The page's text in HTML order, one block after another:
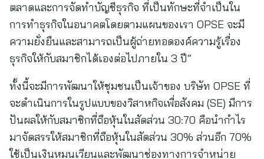
ตลาดและการจัดทำบัญชีธุรกิจ ที่เป็นทักษะที่จำเป็นใน
การทำธุรกิจในอนาคตโดยตามแผนของเรา OPSE จะมี
ความยั่งยืนและสามารถเป็นผู้ถ่ายทอดองค์ความรู้เรื่อง
ธุรกิจให้กับสมาชิกได้เองต่อไปภายใน 3 ปี”
ทั้งนี้จะมีการพัฒนาให้ชุมชนเป็นเจ้าของ บริษัท OPSE ที่
จะดำเนินการในรูปแบบของวิสาหกิจเพื่อสังคม (SE) มีการ
ปันผลให้กับสมาชิกที่ถือหุ้นในสัดส่วน 30:70 คือนำกำไร
มาจัดสรรให้สมาชิกที่ถือหุ้นในสัดส่วน 30% ส่วนอีก 70%
ใช้เป็นเงินหมุนเวียนและพัฒนาช่องทางการจำหน่าย